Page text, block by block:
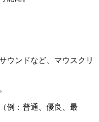
ウンドなど、マウスクリ
例：普通、優良、最